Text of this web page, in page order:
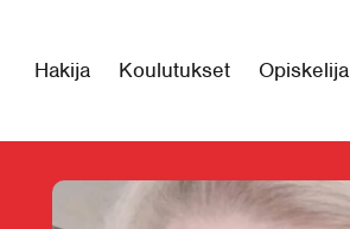
Hakija Koulutukset Opiskelija